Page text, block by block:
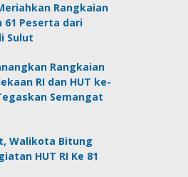
Rangkaian
61 Peserta dari
Sulut
Rangkaian
RI dan HUT ke-
Semangat
Walikota Bitung
HUT RI Ke 81